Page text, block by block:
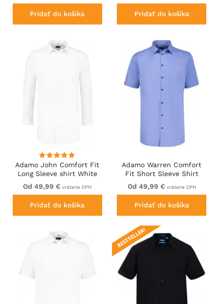
Pridať do košíka Pridať do košíka
Adamo John Comfort Fit
Long Sleeve shirt White
Od 49,99 € vrátane DPH
Pridať do košíka
Adamo Warren Comfort
Fit Short Sleeve Shirt
Medium Blue
Od 49,99 € vrátane DPH
Pridať do košíka
BESTSELLER!